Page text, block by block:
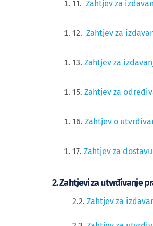
11. Zahtjev za
12. Zahtjev za
13. Zahtjev za
15. Zahtjev za
16. Zahtjev o
17. Zahtjev za
2. Zahtjevi za utvrđivanje
2​​.2. Zahtjev za